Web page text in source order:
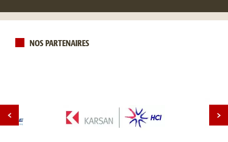
NOS PARTENAIRES